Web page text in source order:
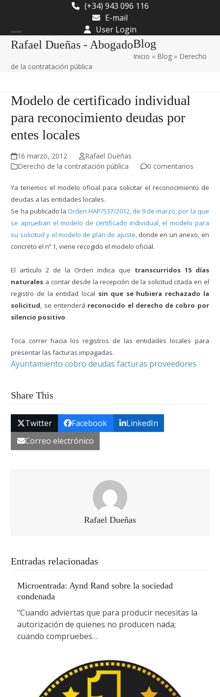
content
(+34) 943 096 116
E-mail
User Login
Rafael Dueñas - Abogado
Open
Close
Blog
Inicio » Blog » Derecho
de la contratación pública
Modelo de certificado individual
para reconocimiento deudas por
entes locales
16 marzo, 2012
Rafael Dueñas
Derecho de la contratación pública
0 comentarios
Ya tenemos el modelo oficial para solicitar el reconocimiento de
deudas a las entidades locales.
Se ha publicado la Orden HAP/537/2012, de 9 de marzo, por la que
se aprueban el modelo de certificado individual, el modelo para
su solicitud y el modelo de plan de ajuste, donde en un anexo, en
concreto el nº 1, viene recogido el modelo oficial.
El artículo 2 de la Orden indica que transcurridos 15 días
naturales a contar desde la recepción de la solicitud citada en el
registro de la entidad local sin que se hubiera rechazado la
solicitud, se entenderá reconocido el derecho de cobro por
silencio positivo
Toca correr hacia los registros de las entidades locales para
presentar las facturas impagadas.
Ayuntamiento cobro deudas facturas proveedores
Share This
Twitter Facebook
LinkedIn
Correo electrónico
Rafael Dueñas
Entradas relacionadas
Microentrada: Aynd Rand sobre la sociedad
condenada
"Cuando adviertas que para producir necesitas la
autorización de quienes no producen nada;
cuando compruebes…